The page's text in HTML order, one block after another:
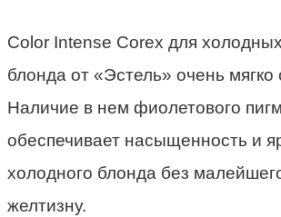
Color Intense Corex для
блонда от «Эстель» очень мягко
Наличие в нем фиолетового
обеспечивает насыщенность и
холодного блонда без
желтизну.